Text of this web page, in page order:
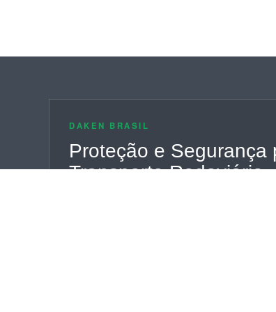
DAKEN BRASIL
Proteção e Segurança
Transporte Rodoviário